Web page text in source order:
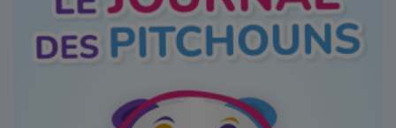
Radio
Grille des programmes Radio
Où écouter Radio Pitchoun ?